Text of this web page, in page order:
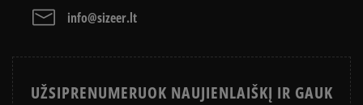
info@sizeer.lt
UŽSIPRENUMERUOK NAUJIENLAIŠKĮ IR GAUK